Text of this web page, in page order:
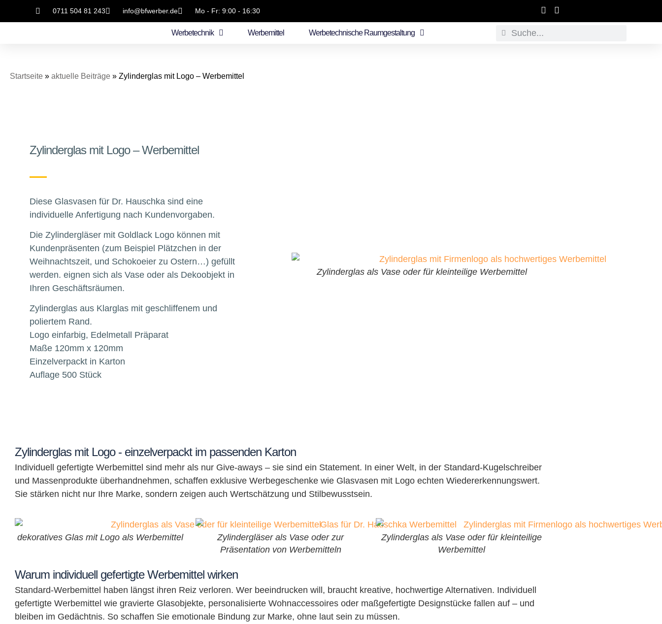
0711 504 81 243 info@bfwerber.de Mo - Fr: 9:00 - 16:30
Werbetechnik Werbemittel Werbetechnische Raumgestaltung
Startseite » aktuelle Beiträge » Zylinderglas mit Logo – Werbemittel
Zylinderglas mit Logo – Werbemittel
Diese Glasvasen für Dr. Hauschka sind eine
individuelle Anfertigung nach Kundenvorgaben.
Die Zylindergläser mit Goldlack Logo können mit
Kundenpräsenten (zum Beispiel Plätzchen in der
Weihnachtszeit, und Schokoeier zu Ostern…) gefüllt
werden. eignen sich als Vase oder als Dekoobjekt in
Ihren Geschäftsräumen.
Zylinderglas aus Klarglas mit geschliffenem und
poliertem Rand.
Logo einfarbig, Edelmetall Präparat
Maße 120mm x 120mm
Einzelverpackt in Karton
Auflage 500 Stück
Zylinderglas als Vase oder für kleinteilige Werbemittel
Zylinderglas mit Logo - einzelverpackt im passenden Karton
Individuell gefertigte Werbemittel sind mehr als nur Give-aways – sie sind ein Statement. In einer Welt, in der Standard-Kugelschreiber
und Massenprodukte überhandnehmen, schaffen exklusive Werbegeschenke wie Glasvasen mit Logo echten Wiedererkennungswert.
Sie stärken nicht nur Ihre Marke, sondern zeigen auch Wertschätzung und Stilbewusstsein.
dekoratives Glas mit Logo als Werbemittel
Zylindergläser als Vase oder zur
Präsentation von Werbemitteln
Zylinderglas als Vase oder für kleinteilige
Werbemittel
Warum individuell gefertigte Werbemittel wirken
Standard-Werbemittel haben längst ihren Reiz verloren. Wer beeindrucken will, braucht kreative, hochwertige Alternativen. Individuell
gefertigte Werbemittel wie gravierte Glasobjekte, personalisierte Wohnaccessoires oder maßgefertigte Designstücke fallen auf – und
bleiben im Gedächtnis. So schaffen Sie emotionale Bindung zur Marke, ohne laut sein zu müssen.